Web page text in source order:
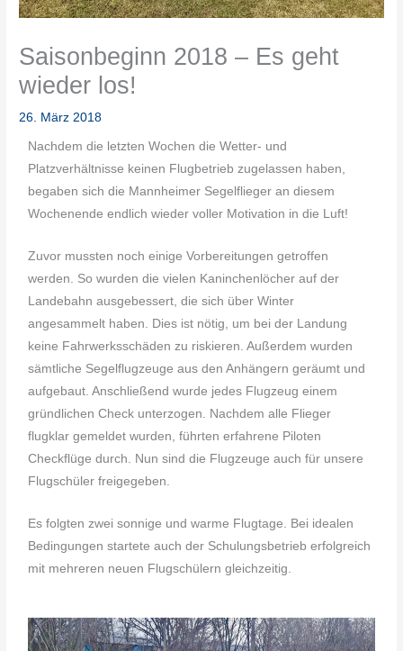
Saisonbeginn 2018 – Es geht
wieder los!
26. März 2018
Nachdem die letzten Wochen die Wetter- und
Platzverhältnisse keinen Flugbetrieb zugelassen haben,
begaben sich die Mannheimer Segelflieger an diesem
Wochenende endlich wieder voller Motivation in die Luft!
Zuvor mussten noch einige Vorbereitungen getroffen
werden. So wurden die vielen Kaninchenlöcher auf der
Landebahn ausgebessert, die sich über Winter
angesammelt haben. Dies ist nötig, um bei der Landung
keine Fahrwerksschäden zu riskieren. Außerdem wurden
sämtliche Segelflugzeuge aus den Anhängern geräumt und
aufgebaut. Anschließend wurde jedes Flugzeug einem
gründlichen Check unterzogen. Nachdem alle Flieger
flugklar gemeldet wurden, führten erfahrene Piloten
Checkflüge durch. Nun sind die Flugzeuge auch für unsere
Flugschüler freigegeben.
Es folgten zwei sonnige und warme Flugtage. Bei idealen
Bedingungen startete auch der Schulungsbetrieb erfolgreich
mit mehreren neuen Flugschülern gleichzeitig.